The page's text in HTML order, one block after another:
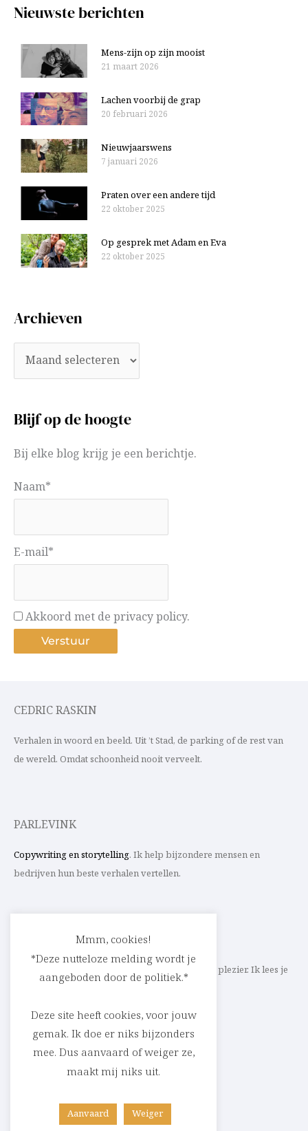
:Nieuwste berichten
Mens-zijn op zijn mooist
21 maart 2026
Lachen voorbij de grap
20 februari 2026
Nieuwjaarswens
7 januari 2026
Praten over een andere tijd
22 oktober 2025
Op gesprek met Adam en Eva
22 oktober 2025
Archieven
Blijf op de hoogte
Bij elke blog krijg je een berichtje.
Naam*
E-mail*
Akkoord met de privacy policy.
CEDRIC RASKIN
Verhalen in woord en beeld. Uit ’t Stad, de parking of de rest van
de wereld. Omdat schoonheid nooit verveelt.
PARLEVINK
Copywriting en storytelling. Ik help bijzondere mensen en
bedrijven hun beste verhalen vertellen.
Schrijf ik straks mee aan jouw verhaal? Met veel plezier. Ik lees je
heel graag op
cedric@parlevink.be
SOCIAL
Facebook
Instagram
Linkedin
Mmm, cookies!
*Deze nutteloze melding wordt je
aangeboden door de politiek.*
Deze site heeft cookies, voor jouw
gemak. Ik doe er niks bijzonders
mee. Dus aanvaard of weiger ze,
maakt mij niks uit.
Aanvaard Weiger